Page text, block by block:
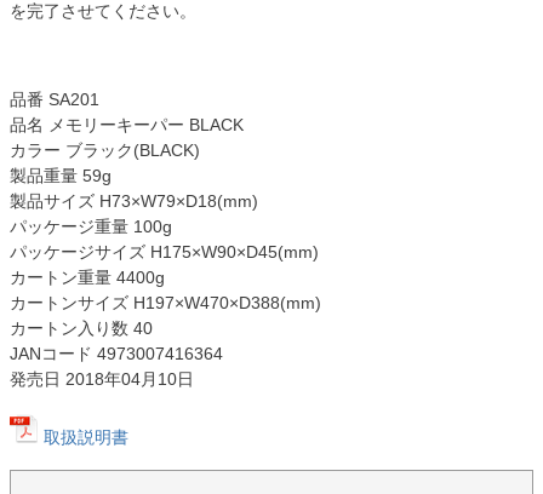
を完了させてください。
品番 SA201
品名 メモリーキーパー BLACK
カラー ブラック(BLACK)
製品重量 59g
製品サイズ H73×W79×D18(mm)
パッケージ重量 100g
パッケージサイズ H175×W90×D45(mm)
カートン重量 4400g
カートンサイズ H197×W470×D388(mm)
カートン入り数 40
JANコード 4973007416364
発売日 2018年04月10日
取扱説明書